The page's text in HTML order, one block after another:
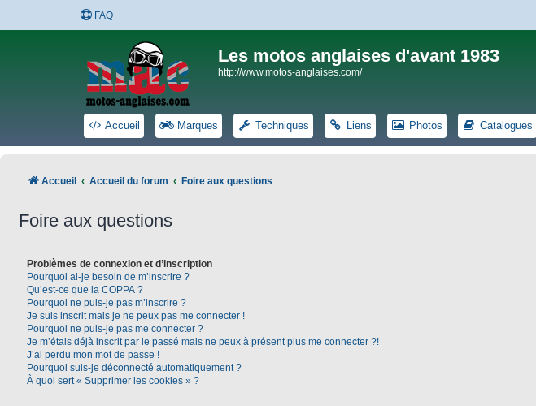
FAQ
Les motos anglaises d'avant 1983
http://www.motos-anglaises.com/
Accueil Marques Techniques Liens Photos Catalogues
Accueil Accueil du forum Foire aux questions
Foire aux questions
Problèmes de connexion et d’inscription
Pourquoi ai-je besoin de m’inscrire ?
Qu’est-ce que la COPPA ?
Pourquoi ne puis-je pas m’inscrire ?
Je suis inscrit mais je ne peux pas me connecter !
Pourquoi ne puis-je pas me connecter ?
Je m’étais déjà inscrit par le passé mais ne peux à présent plus me connecter ?!
J’ai perdu mon mot de passe !
Pourquoi suis-je déconnecté automatiquement ?
À quoi sert « Supprimer les cookies » ?